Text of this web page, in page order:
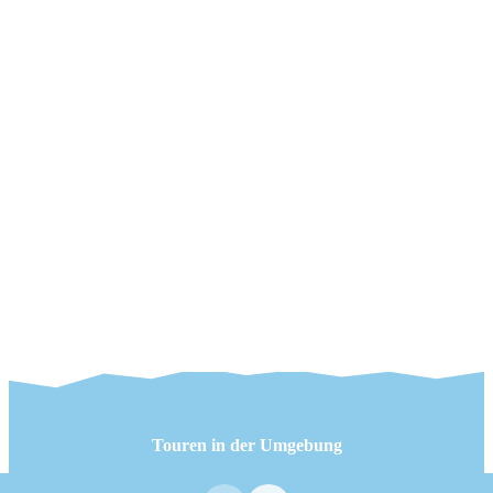
Touren in der Umgebung